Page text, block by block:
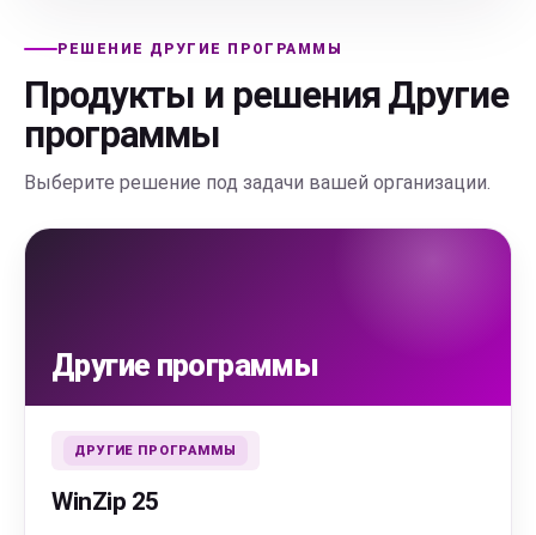
РЕШЕНИЕ ДРУГИЕ ПРОГРАММЫ
Продукты и решения Другие
программы
Выберите решение под задачи вашей организации.
WinZip 25
ДРУГИЕ ПРОГРАММЫ